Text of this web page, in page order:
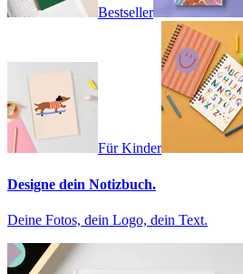
Bestseller
Für Kinder
Designe dein Notizbuch.
Deine Fotos, dein Logo, dein Text.